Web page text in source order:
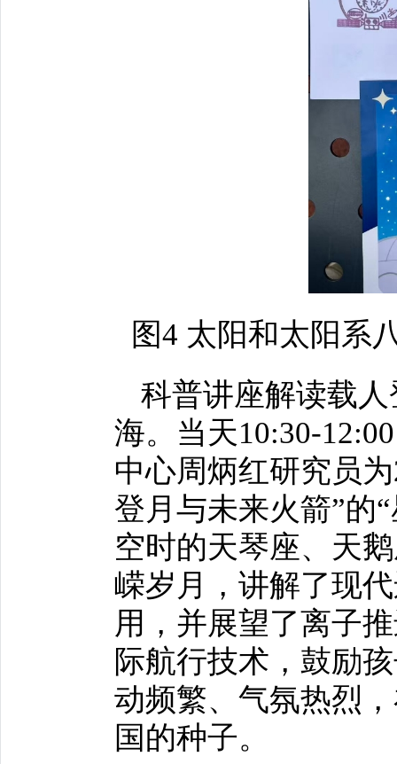
图4 太阳和太阳系
科普讲座解读载
海。当天10:30-
中心周炳红研究员
登月与未来火箭”的
空时的天琴座、天
嵘岁月，讲解了现
用，并展望了离子
际航行技术，鼓励
动频繁、气氛热烈
国的种子。